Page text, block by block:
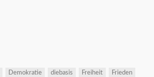
Demokratie diebasis Freiheit
Frieden